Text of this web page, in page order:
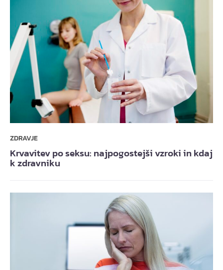
ZDRAVJE
Krvavitev po seksu: najpogostejši vzroki in kdaj
k zdravniku